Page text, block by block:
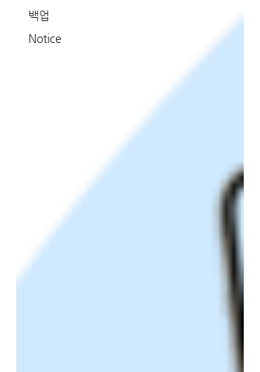
백업
Notice